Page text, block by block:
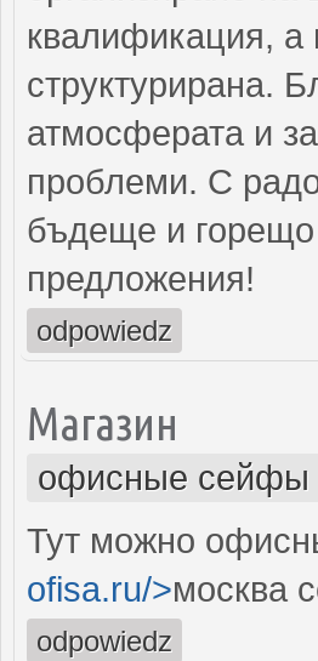
квалификация, а
структурирана.
атмосферата и
проблеми. С
бъдеще и горещо
предложения!
odpowiedz
Магазин
офисные сейфы
Тут можно
ofisa.ru/>москва
odpowiedz